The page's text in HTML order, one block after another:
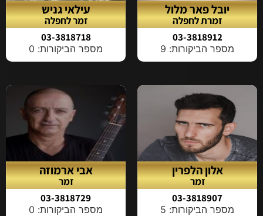
יובל פאר מלול
זמרת לחפלה
03-3818912
מספר הביקורות: 9
עילאי גניש
זמר לחפלה
03-3818718
מספר הביקורות: 0
אלון הלפרין
זמר
03-3818907
מספר הביקורות: 5
אבי ארמוזה
זמר
03-3818729
מספר הביקורות: 0